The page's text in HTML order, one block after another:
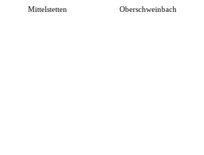
Mittelstetten Oberschweinbach